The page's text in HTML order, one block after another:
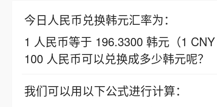
今日人民币兑换韩元汇率为：
1 人民币等于 196.3300 韩元（1
100 人民币可以兑换成多少韩元呢？
我们可以用以下公式进行计算：